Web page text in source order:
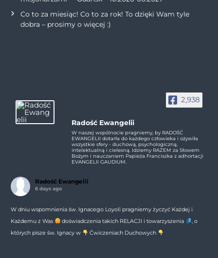
Co to za miesiąc! Co to za rok! To dzięki Wam tyle
dobra – prosimy o więcej :)
2,938
Radość Ewangelii
W naszej wspólnocie pragniemy, by RADOŚĆ
EWANGELII dotarła do każdego człowieka i ożywiła
wszystkie sfery - duchową, psychologiczną,
intelektualną i cielesną. Idziemy RAZEM za Słowem
Bożym i nauczaniem Papieża Franciszka z adhortacji
EVANGELII GAUDIUM.
Radość Ewangelii
6 days ago
W dniu wspomnienia św. Ignacego Loyoli pragniemy życzyć Każdej i
Każdemu z Was
doświadczenia takich RELACJI i towarzyszenia
, o
których pisze św. Ignacy w
Ćwiczeniach Duchowych